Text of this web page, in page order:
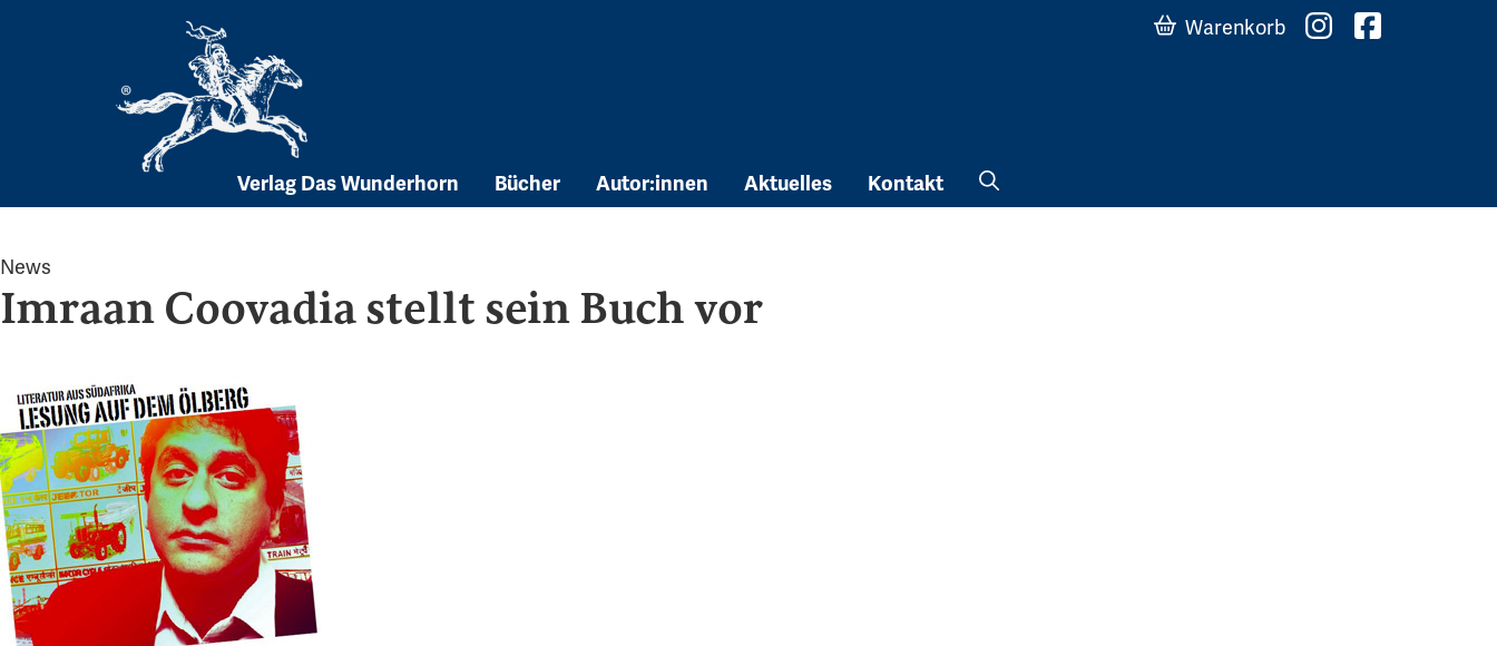
Verlag Das Wunderhorn Bücher Autor:innen Aktuelles Kontakt
Warenkorb
News
Imraan Coovadia stellt sein Buch vor